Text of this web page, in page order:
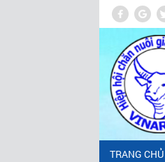
TRANG CHỦ